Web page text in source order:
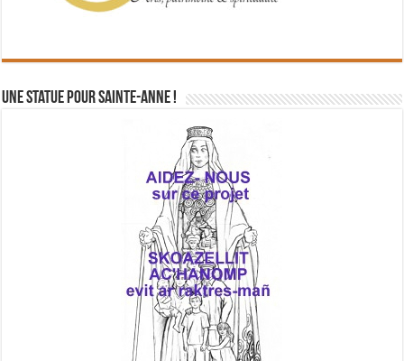
Une statue pour Sainte-Anne !